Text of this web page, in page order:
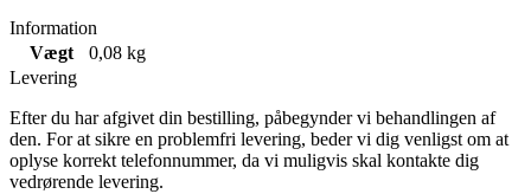
Information
Vægt
0,08 kg
Levering
Efter du har afgivet din bestilling, påbegynder vi behandlingen af
den. For at sikre en problemfri levering, beder vi dig venligst om at
oplyse korrekt telefonnummer, da vi muligvis skal kontakte dig
vedrørende levering.